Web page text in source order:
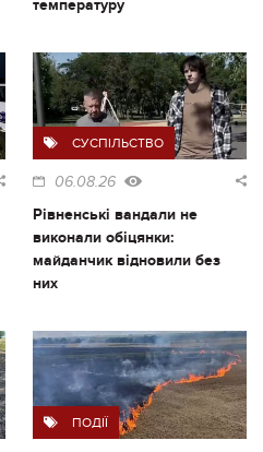
температуру
СУСПІЛЬСТВО
06.08.26
Рівненські вандали не
виконали обіцянки:
майданчик відновили без
них
ПОДІЇ